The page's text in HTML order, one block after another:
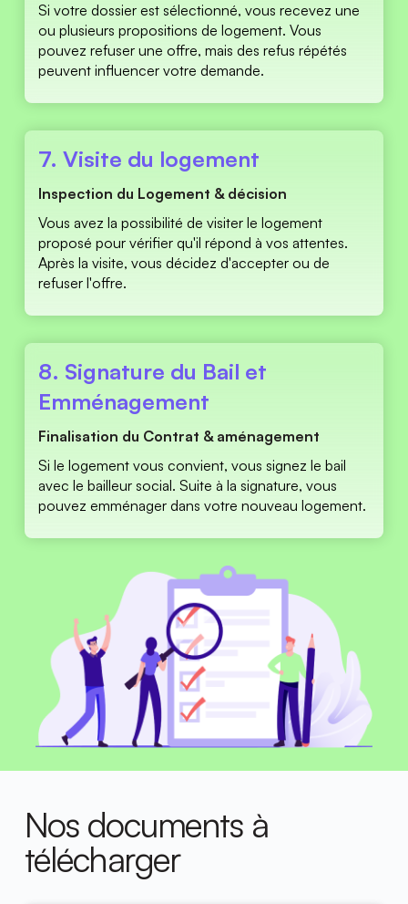
Si votre dossier est sélectionné, vous recevez une
ou plusieurs propositions de logement. Vous
pouvez refuser une offre, mais des refus répétés
peuvent influencer votre demande.
7. Visite du logement
Inspection du Logement & décision
Vous avez la possibilité de visiter le logement
proposé pour vérifier qu'il répond à vos attentes.
Après la visite, vous décidez d'accepter ou de
refuser l'offre.
8. Signature du Bail et
Emménagement
Finalisation du Contrat & aménagement
Si le logement vous convient, vous signez le bail
avec le bailleur social. Suite à la signature, vous
pouvez emménager dans votre nouveau logement.
Nos documents à
télécharger